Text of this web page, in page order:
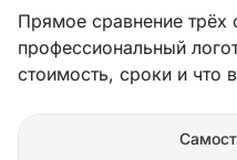
Прямое сравнение трёх
профессиональный
стоимость, сроки и что